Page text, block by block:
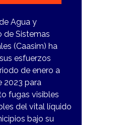
Agua y
de Sistemas
(Caasim) ha
esfuerzos
de enero a
2023 para
fugas visibles
del vital líquido
bajo su